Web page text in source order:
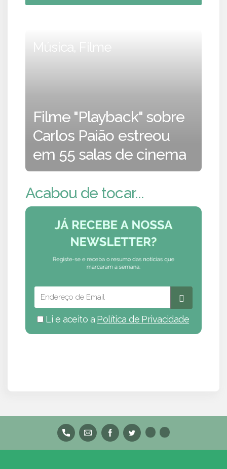
Música, Filme
Filme "Playback" sobre
Carlos Paião estreou
em 55 salas de cinema
Acabou de tocar...
Li e aceito a Política de Privacidade